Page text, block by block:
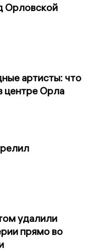
Орловской
артисты: что
центре Орла
удалили
прямо во